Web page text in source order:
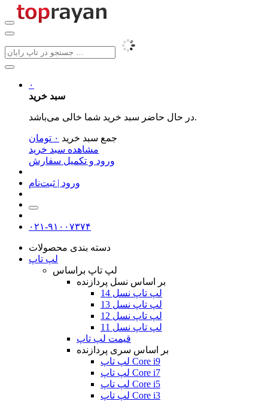
۰
سبد خرید
در حال حاضر سبد خرید شما خالی می‌باشد.
جمع سبد خرید ۰ تومان
مشاهده سبد خرید
ورود و تکمیل سفارش
ورود | ثبت‌نام
۰۲۱-۹۱۰۰۷۳۷۴
دسته بندی محصولات
لپ تاپ
لپ تاپ براساس
بر اساس نسل پردازنده
لپ تاپ نسل 14
لپ تاپ نسل 13
لپ تاپ نسل 12
لپ تاپ نسل 11
قیمت لپ تاپ
بر اساس سری پردازنده
لپ تاپ Core i9
لپ تاپ Core i7
لپ تاپ Core i5
لپ تاپ Core i3